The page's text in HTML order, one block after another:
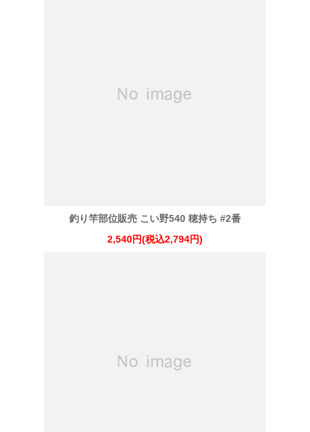
釣り竿部位販売 こい野540 穂持ち #2番
2,540円(税込2,794円)